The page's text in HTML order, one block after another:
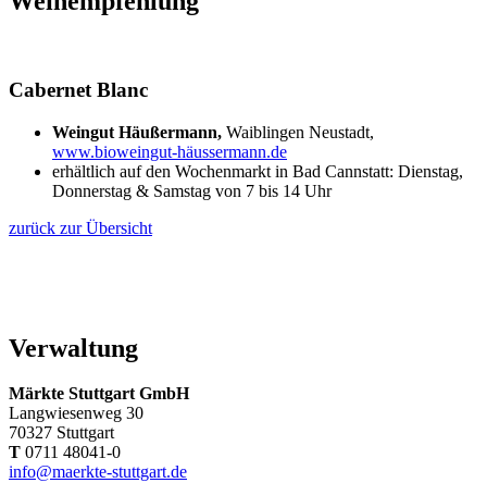
Cabernet Blanc
Weingut Häußermann, Waiblingen Neustadt,
www.bioweingut-häussermann.de
erhältlich auf den Wochenmarkt in Bad Cannstatt: Dienstag,
Donnerstag & Samstag von 7 bis 14 Uhr
zurück zur Übersicht
Verwaltung
Märkte Stuttgart GmbH
Langwiesenweg 30
70327 Stuttgart
T 0711 48041-0
info@maerkte-stuttgart.de